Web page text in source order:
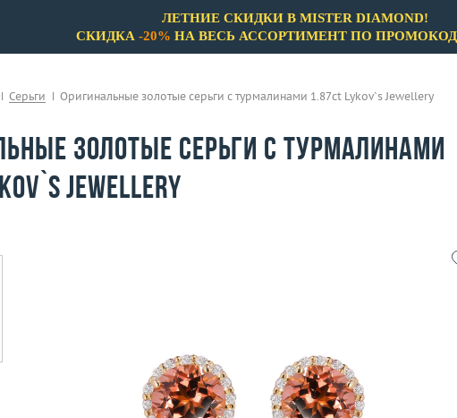
ЛЕТНИЕ СКИДКИ В MISTER DIAMOND!
СКИДКА -20% НА ВЕСЬ АССОРТИМЕНТ ПО
Серьги Оригинальные золотые серьги с турмалинами 1.87ct Lykov`s Jewellery
золотые серьги с турмалинами
Jewellery